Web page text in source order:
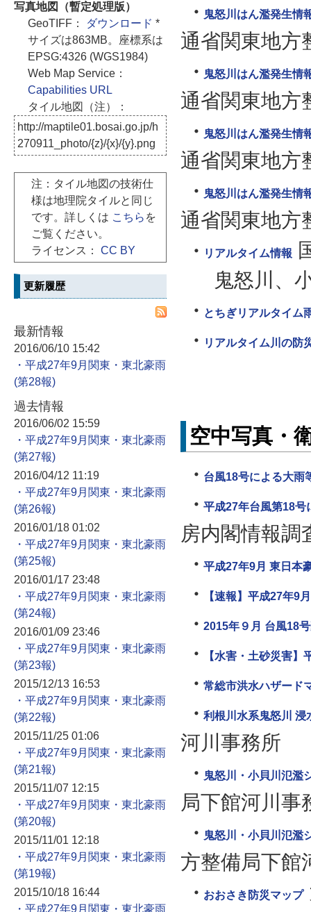
写真地図（暫定処理版）
GeoTIFF：
ダウンロード *
サイズは863MB。座標系は
EPSG:4326 (WGS1984)
Web Map Service：
Capabilities URL
タイル地図（注）：
http://maptile01.bosai.go.jp/h
270911_photo/{z}/{x}/{y}.png
注：タイル地図の技術仕
様は地理院タイルと同じ
です。詳しくは こちら を
ご覧ください。
ライセンス： CC BY
更新履歴
最新情報
2016/06/10 15:42
・平成27年9月関東・東北豪雨
過去情報
2016/06/02 15:59
・平成27年9月関東・東北豪雨
2016/04/12 11:19
・平成27年9月関東・東北豪雨
2016/01/18 01:02
・平成27年9月関東・東北豪雨
2016/01/17 23:48
・平成27年9月関東・東北豪雨
2016/01/09 23:46
・平成27年9月関東・東北豪雨
2015/12/13 16:53
・平成27年9月関東・東北豪雨
2015/11/25 01:06
・平成27年9月関東・東北豪雨
2015/11/07 12:15
・平成27年9月関東・東北豪雨
2015/11/01 12:18
・平成27年9月関東・東北豪雨
2015/10/18 16:44
・平成27年9月関東・東北豪雨
鬼怒川はん濫発生情
通省関東地方
鬼怒川はん濫発生情
通省関東地方
鬼怒川はん濫発生情
通省関東地方
鬼怒川はん濫発生情
通省関東地方
リアルタイム情報
鬼怒川、
とちぎリアルタイム
リアルタイム川の防
空中写真・
台風18号による大雨
平成27年台風第18号
房内閣情報調
平成27年9月 東日本
【速報】平成27年9
2015年９月 台風18
【水害・土砂災害】
常総市洪水ハザード
利根川水系鬼怒川 浸
河川事務所
鬼怒川・小貝川氾濫
局下館河川事
鬼怒川・小貝川氾
方整備局下館
おおさき防災マップ